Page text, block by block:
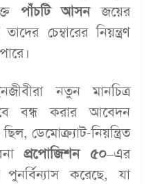
পাঁচটি আসনজয়ের
চেম্বারের নিয়ন্ত্রণ
নতুন মানচিত্র
বন্ধ করার আবেদন
ডেমোক্র্যাট-নিয়ন্ত্রিত
প্রপোজিশন ৫০–এর
করেছে, যা